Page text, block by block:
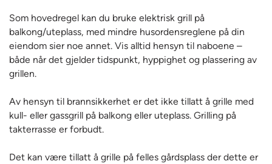
Som hovedregel kan du bruke elektrisk grill på
balkong/uteplass, med mindre husordensreglene på din
eiendom sier noe annet. Vis alltid hensyn til naboene –
både når det gjelder tidspunkt, hyppighet og plassering av
grillen.
Av hensyn til brannsikkerhet er det ikke tillatt å grille med
kull- eller gassgrill på balkong eller uteplass. Grilling på
takterrasse er forbudt.
Det kan være tillatt å grille på felles gårdsplass der dette er